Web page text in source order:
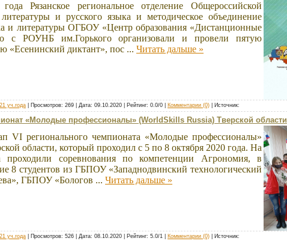
Рязанское региональное отделение Общероссийской
и русского языка и методическое объединение
и литературы ОГБОУ «Центр образования «Дистанционные
с РОУНБ им.Горького организовали и провели пятую
«Есенинский диктант», пос ... Читать дальше »
уч.года | Просмотров: 269 | Дата: 09.10.2020 | Рейтинг: 0.0/0 | Комментарии (0) | Источник:
«Молодые профессионалы» (WorldSkills Russia) Тверской области
VI регионального чемпионата «Молодые профессионалы»
области, который проходил с 5 по 8 октября 2020 года. На
проходили соревнования по компетенции Агрономия, в
8 студентов из ГБПОУ «Западнодвинский технологический
ГБПОУ «Бологов ... Читать дальше »
уч.года | Просмотров: 526 | Дата: 08.10.2020 | Рейтинг: 5.0/1 | Комментарии (0) | Источник: